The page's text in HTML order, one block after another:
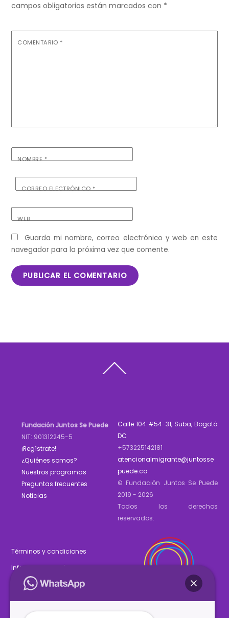
campos obligatorios están marcados con *
COMENTARIO *
NOMBRE*
CORREO ELECTRÓNICO*
WEB
Guarda mi nombre, correo electrónico y web en este
navegador para la próxima vez que comente.
To
Fundación Juntos Se Puede
NIT: 901312245-5
¡Regístrate!
¿Quiénes somos?
Nuestros programas
Preguntas frecuentes
Noticias
Calle 104 #54-31, Suba, Bogotá
DC
+573225142181
atencionalmigrante@juntosse
puede.co
© Fundación Juntos Se Puede
2019 - 2026
Todos los derechos
reservados.
Términos y condiciones
Informe de gestión 2025
Estados financieros 2025